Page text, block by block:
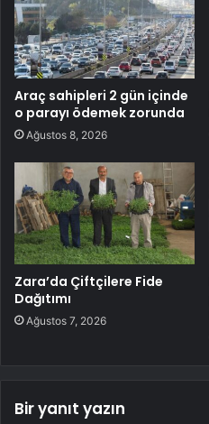
Araç sahipleri 2 gün içinde
o parayı ödemek zorunda
Ağustos 8, 2026
Zara’da Çiftçilere Fide
Dağıtımı
Ağustos 7, 2026
Bir yanıt yazın